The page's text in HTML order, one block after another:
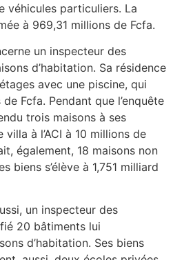
véhicules particuliers. La
à 969,31 millions de Fcfa.
un inspecteur des
d’habitation. Sa résidence
avec une piscine, qui
Fcfa. Pendant que l’enquête
trois maisons à ses
à l’ACI à 10 millions de
également, 18 maisons non
biens s’élève à 1,751 milliard
un inspecteur des
20 bâtiments lui
d’habitation. Ses biens